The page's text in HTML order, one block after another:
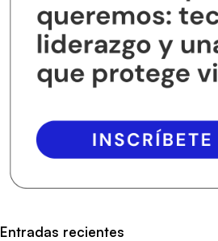
Entradas recientes